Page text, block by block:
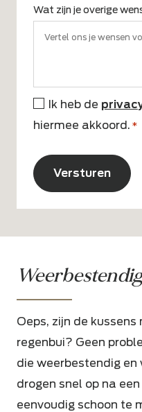
Wat zijn je overige
* Ik heb de
hiermee akkoord. *
Oeps, zijn de
regenbui? Geen
die weerbestendig
drogen snel op na
eenvoudig schoon te